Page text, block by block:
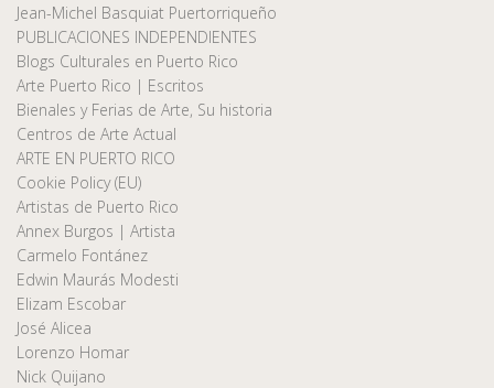
Jean-Michel Basquiat Puertorriqueño
PUBLICACIONES INDEPENDIENTES
Blogs Culturales en Puerto Rico
Arte Puerto Rico | Escritos
Bienales y Ferias de Arte, Su historia
Centros de Arte Actual
ARTE EN PUERTO RICO
Cookie Policy (EU)
Artistas de Puerto Rico
Annex Burgos | Artista
Carmelo Fontánez
Edwin Maurás Modesti
Elizam Escobar
José Alicea
Lorenzo Homar
Nick Quijano